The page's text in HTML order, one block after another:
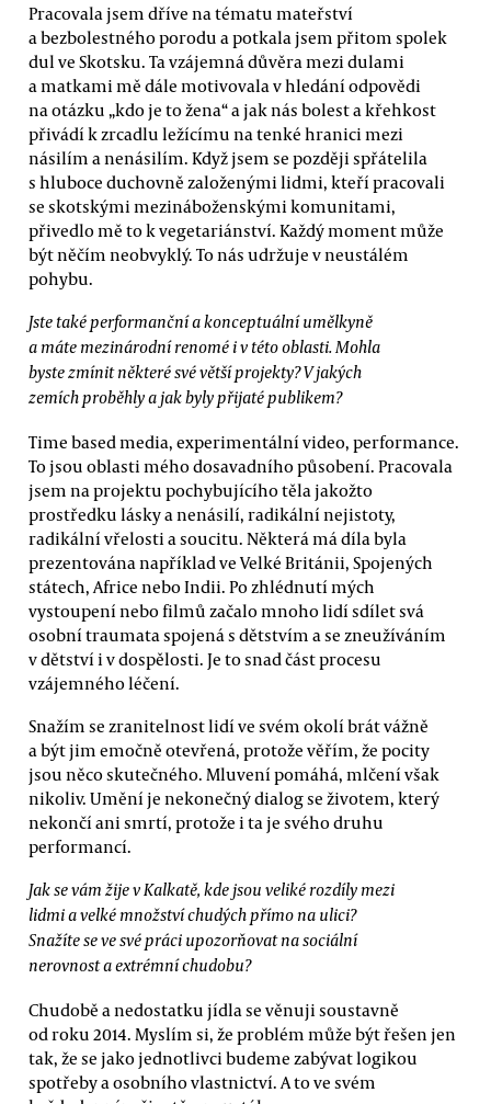
Pracovala jsem dříve na tématu mateřství
a bezbolestného porodu a potkala jsem přitom spolek
dul ve Skotsku. Ta vzájemná důvěra mezi dulami
a matkami mě dále motivovala v hledání odpovědi
na otázku „kdo je to žena“ a jak nás bolest a křehkost
přivádí k zrcadlu ležícímu na tenké hranici mezi
násilím a nenásilím. Když jsem se později spřátelila
s hluboce duchovně založenými lidmi, kteří pracovali
se skotskými mezináboženskými komunitami,
přivedlo mě to k vegetariánství. Každý moment může
být něčím neobvyklý. To nás udržuje v neustálém
pohybu.
Jste také performanční a konceptuální umělkyně
a máte mezinárodní renomé i v této oblasti. Mohla
byste zmínit některé své větší projekty? V jakých
zemích proběhly a jak byly přijaté publikem?
Time based media, experimentální video, performance.
To jsou oblasti mého dosavadního působení. Pracovala
jsem na projektu pochybujícího těla jakožto
prostředku lásky a nenásilí, radikální nejistoty,
radikální vřelosti a soucitu. Některá má díla byla
prezentována například ve Velké Británii, Spojených
státech, Africe nebo Indii. Po zhlédnutí mých
vystoupení nebo filmů začalo mnoho lidí sdílet svá
osobní traumata spojená s dětstvím a se zneužíváním
v dětství i v dospělosti. Je to snad část procesu
vzájemného léčení.
Snažím se zranitelnost lidí ve svém okolí brát vážně
a být jim emočně otevřená, protože věřím, že pocity
jsou něco skutečného. Mluvení pomáhá, mlčení však
nikoliv. Umění je nekonečný dialog se životem, který
nekončí ani smrtí, protože i ta je svého druhu
performancí.
Jak se vám žije v Kalkatě, kde jsou veliké rozdíly mezi
lidmi a velké množství chudých přímo na ulici?
Snažíte se ve své práci upozorňovat na sociální
nerovnost a extrémní chudobu?
Chudobě a nedostatku jídla se věnuji soustavně
od roku 2014. Myslím si, že problém může být řešen jen
tak, že se jako jednotlivci budeme zabývat logikou
spotřeby a osobního vlastnictví. A to ve svém